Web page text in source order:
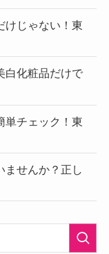
けじゃない！東
白化粧品だけで
単チェック！東
ませんか？正し